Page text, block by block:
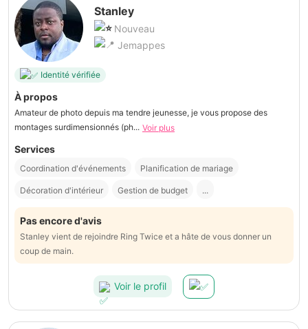
Stanley
Nouveau
Jemappes
Identité vérifiée
À propos
Amateur de photo depuis ma tendre jeunesse, je vous propose des
montages surdimensionnés (ph... Voir plus
Services
Coordination d'événements Planification de mariage
Décoration d'intérieur Gestion de budget ...
Pas encore d'avis
Stanley vient de rejoindre Ring Twice et a hâte de vous donner un
coup de main.
Voir le profil